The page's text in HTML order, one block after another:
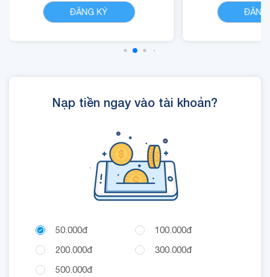
ĐĂNG KÝ ĐĂNG
Nạp tiền ngay vào tài khoản?
.
50.000đ
100.000đ
200.000đ
300.000đ
500.000đ